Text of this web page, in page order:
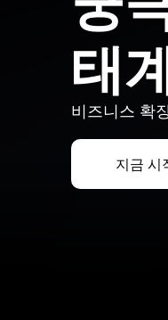
태
비즈니스 확
지금 시